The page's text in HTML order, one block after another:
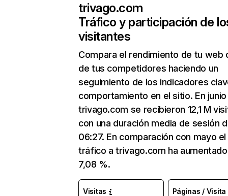
trivago.com
Tráfico y participación de
visitantes
Compara el rendimiento de tu web
de tus competidores haciendo un
seguimiento de los indicadores
comportamiento en el sitio. En junio
trivago.com se recibieron 12,1 M
con una duración media de sesión
06:27. En comparación con mayo el
tráfico a trivago.com ha
7,08 %.
Visitas Páginas / Visita